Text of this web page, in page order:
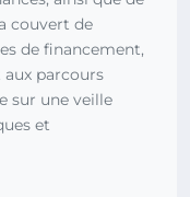
couvert de
de financement,
parcours
sur une veille
et